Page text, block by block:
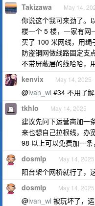
Takizawa May 14,
你说这个我可来劲了。
楼一个 5 楼，一家有网
买了 100 米网线，用
防盗钢网做线路固定支
不带屏蔽层的线哈哈，
kenvix May 14, 2025
@ivan_wl #34 不用了
tkhlo May 14, 2025
建议先问下运营商加一
来也想自己拉根线，办
98 以上可以免费加一条
dosmlp May 14, 2025
阳台架个网桥就行了，
dosmlp May 14, 2025
@ivan_wl 被玩坏了，